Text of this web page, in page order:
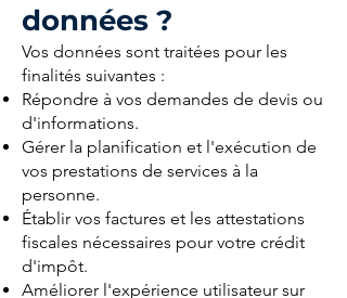
données ?
Vos données sont traitées pour les
finalités suivantes :
Répondre à vos demandes de devis ou
d'informations.
Gérer la planification et l'exécution de
vos prestations de services à la
personne.
Établir vos factures et les attestations
fiscales nécessaires pour votre crédit
d'impôt.
Améliorer l'expérience utilisateur sur